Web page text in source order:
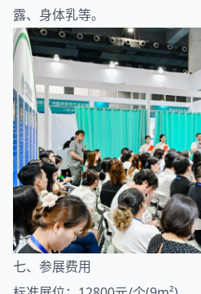
露、身体乳等。
七、参展费用